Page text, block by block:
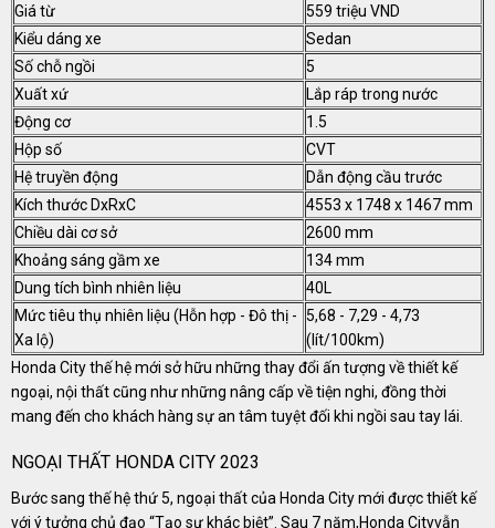
Giá từ
559 triệu VND
Kiểu dáng xe
Sedan
Số chỗ ngồi
5
Xuất xứ
Lắp ráp trong nước
Động cơ
1.5
Hộp số
CVT
Hệ truyền động
Dẫn động cầu trước
Kích thước DxRxC
4553 x 1748 x 1467 mm
Chiều dài cơ sở
2600 mm
Khoảng sáng gầm xe
134 mm
Dung tích bình nhiên liệu
40L
Mức tiêu thụ nhiên liệu (Hỗn hợp - Đô thị -
Xa lộ)
5,68 - 7,29 - 4,73
(lít/100km)
Honda City thế hệ mới sở hữu những thay đổi ấn tượng về thiết kế
ngoại, nội thất cũng như những nâng cấp về tiện nghi, đồng thời
mang đến cho khách hàng sự an tâm tuyệt đối khi ngồi sau tay lái.
NGOẠI THẤT HONDA CITY 2023
Bước sang thế hệ thứ 5, ngoại thất của Honda City mới được thiết kế
với ý tưởng chủ đạo “Tạo sự khác biệt”. Sau 7 năm,Honda Cityvẫn